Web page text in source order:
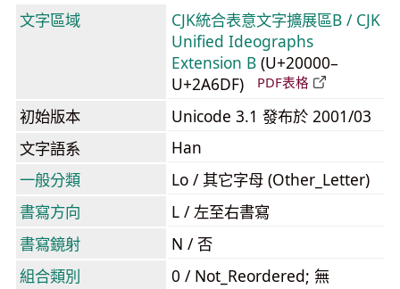
文字區域
CJK統合表意文字擴展區B / CJK
Unified Ideographs
Extension B (U+20000–
U+2A6DF)
PDF表格
初始版本
Unicode 3.1 發布於 2001/03
文字語系
Han
一般分類
Lo / 其它字母 (Other_Letter)
書寫方向
L / 左至右書寫
書寫鏡射
N / 否
組合類別
0 / Not_Reordered; 無